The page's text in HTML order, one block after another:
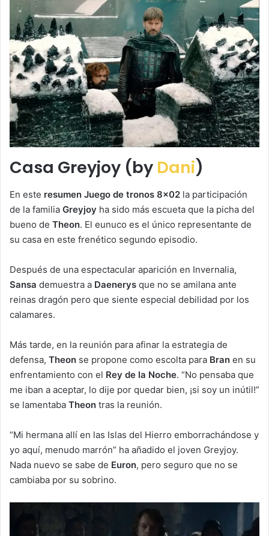
Casa Greyjoy (by Dani)
En este resumen Juego de tronos 8×02 la participación
de la familia Greyjoy ha sido más escueta que la picha del
bueno de Theon. El eunuco es el único representante de
su casa en este frenético segundo episodio.
Después de una espectacular aparición en Invernalia,
Sansa demuestra a Daenerys que no se amilana ante
reinas dragón pero que siente especial debilidad por los
calamares.
Más tarde, en la reunión para afinar la estrategia de
defensa, Theon se propone como escolta para Bran en su
enfrentamiento con el Rey de la Noche. “No pensaba que
me iban a aceptar, lo dije por quedar bien, ¡si soy un inútil!”
se lamentaba Theon tras la reunión.
“Mi hermana allí en las Islas del Hierro emborrachándose y
yo aquí, menudo marrón” ha añadido el joven Greyjoy.
Nada nuevo se sabe de Euron, pero seguro que no se
cambiaba por su sobrino.